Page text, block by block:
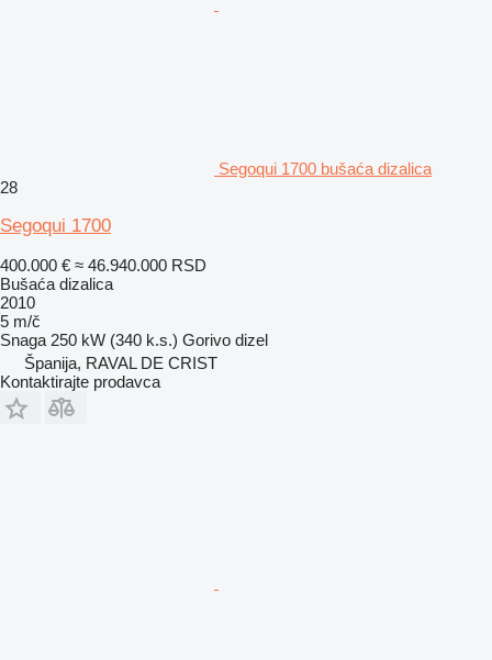
Segoqui 1700 bušaća dizalica
28
Segoqui 1700
400.000 € ≈ 46.940.000 RSD
Bušaća dizalica
2010
5 m/č
Snaga 250 kW (340 k.s.) Gorivo dizel
Španija, RAVAL DE CRIST
Kontaktirajte prodavca